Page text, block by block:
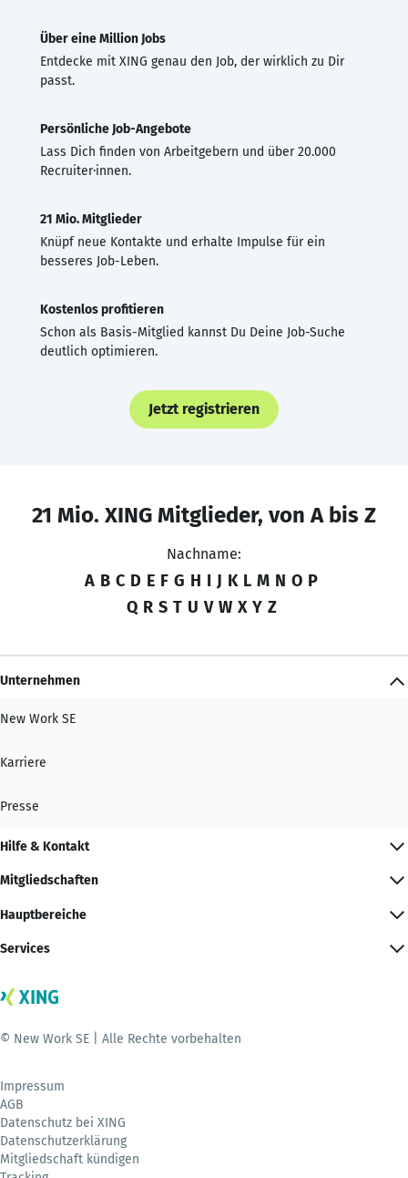
Über eine Million Jobs
Entdecke mit XING genau den Job, der wirklich zu Dir
passt.
Persönliche Job-Angebote
Lass Dich finden von Arbeitgebern und über 20.000
Recruiter·innen.
21 Mio. Mitglieder
Knüpf neue Kontakte und erhalte Impulse für ein
besseres Job-Leben.
Kostenlos profitieren
Schon als Basis-Mitglied kannst Du Deine Job-Suche
deutlich optimieren.
Jetzt registrieren
21 Mio. XING Mitglieder, von A bis Z
Nachname:
A B C D E F G H I J K L M N O P
Q R S T U V W X Y Z
Unternehmen
New Work SE
Karriere
Presse
Hilfe & Kontakt
Mitgliedschaften
Hauptbereiche
Services
© New Work SE | Alle Rechte vorbehalten
Impressum
AGB
Datenschutz bei XING
Datenschutzerklärung
Mitgliedschaft kündigen